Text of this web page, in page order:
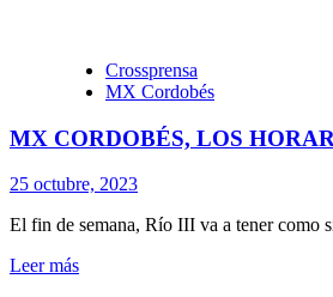
Crossprensa
MX Cordobés
MX CORDOBÉS, LOS
25 octubre, 2023
El fin de semana, Río III va a tener como
Leer más